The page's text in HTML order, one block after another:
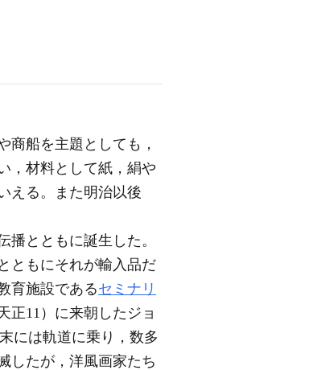
商船を主題としても，
，材料として紙，絹や
える。また明治以後
播とともに誕生した。
ともにそれが輸入品だ
育施設であるセミナリ
正11）に来朝したジョ
には軌道に乗り，数多
したが，洋風画家たち